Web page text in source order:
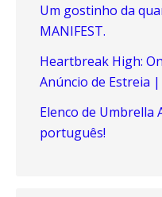
Um gostinho da
MANIFEST.
Heartbreak High:
Anúncio de Estreia
Elenco de Umbrella
português!